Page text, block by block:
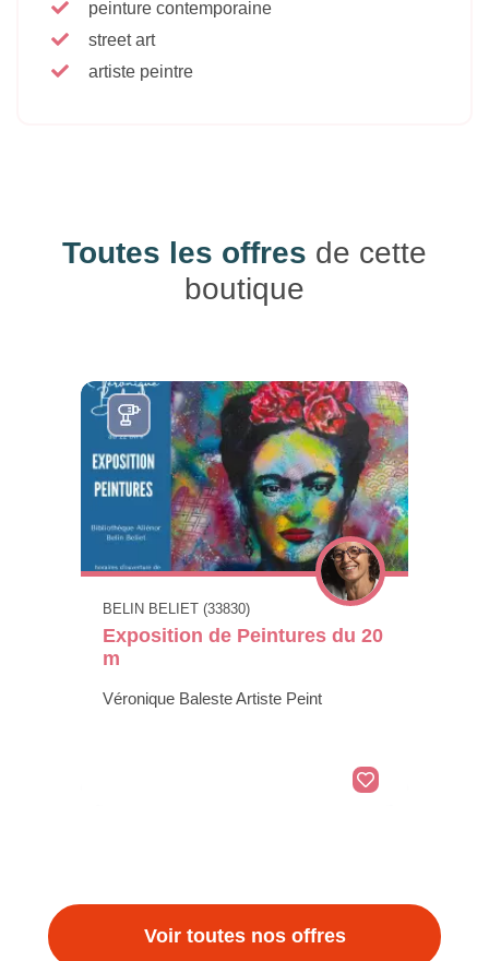
peinture contemporaine
street art
artiste peintre
Toutes les offres de cette
boutique
BELIN BELIET (33830)
Exposition de Peintures du 20
m
Véronique Baleste Artiste Peint
Voir toutes nos offres